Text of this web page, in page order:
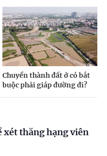
Chuyển thành đất ở có bắt
buộc phải giáp đường đi?
xét thăng hạng viên